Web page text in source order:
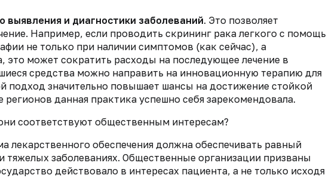
и диагностики заболеваний. Это позволяет
Например, если проводить скрининг рака легкого с
не только при наличии симптомов (как сейчас), а
это может сократить расходы на последующее лечение в
средства можно направить на инновационную терапию для
подход значительно повышает шансы на достижение стойкой
регионов данная практика успешно себя зарекомендовала.
соответствуют общественным интересам?
лекарственного обеспечения должна обеспечивать равный
тяжелых заболеваниях. Общественные организации призваны
действовало в интересах пациента, а не только исходя